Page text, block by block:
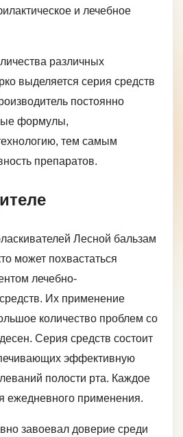
и лечебное
различных
выделяется серия средств
постоянно
формулы,
тем самым
препаратов.
Лесной бальзам
может похвастаться
лечебно-
Их применение
количество проблем со
Серия средств состоит
эффективную
полости рта. Каждое
ежедневного применения.
завоевал доверие среди